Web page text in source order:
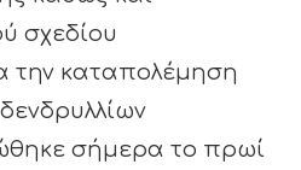
σχεδίου
την καταπολέμηση
σήμερα το πρωί